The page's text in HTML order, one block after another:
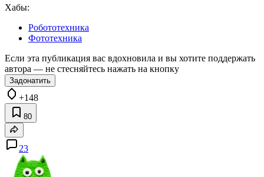
Хабы:
Робототехника
Фототехника
Если эта публикация вас вдохновила и вы хотите поддержать
автора — не стесняйтесь нажать на кнопку
Задонатить
+148
80
23